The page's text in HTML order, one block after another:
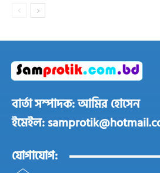
বার্তা সম্পাদক: আমির হোসেন
ইমেইল:
যোগাযোগ: